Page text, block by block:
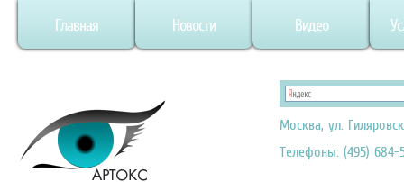
Главная Новости Видео
Москва, ул.
Телефоны: (495) 684-